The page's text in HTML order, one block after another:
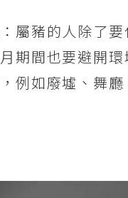
屬豬的人除了
期間也要避開
例如廢墟、舞